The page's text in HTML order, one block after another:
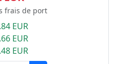
frais de port
EUR
EUR
EUR